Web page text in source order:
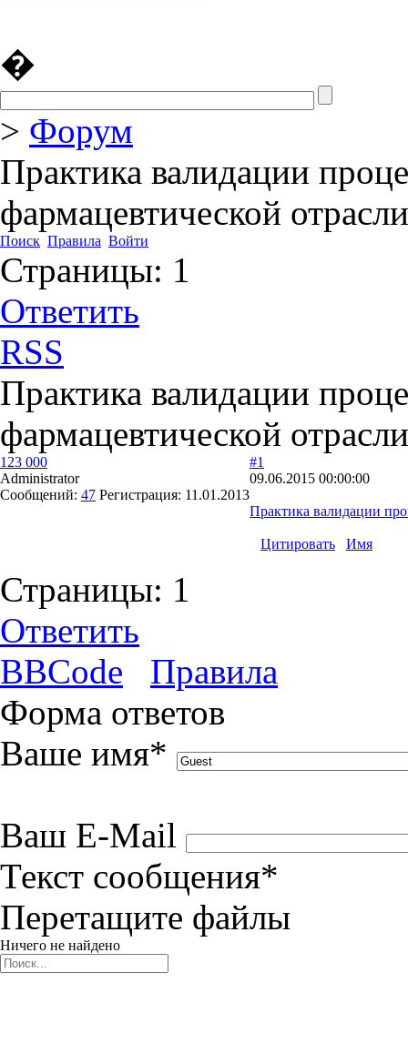
�
> Форум
Практика валидации
фармацевтической отрасли
Поиск Правила Войти
Страницы: 1
Ответить
RSS
Практика валидации
фармацевтической отрасли
123 000
Administrator
Сообщений: 47 Регистрация: 11.01.2013
#1
09.06.2015 00:00:00
Практика валидации
Цитировать Имя
Страницы: 1
Ответить
BBCode
Правила
Форма ответов
Ваше имя*
Ваш E-Mail
Текст сообщения*
Перетащите файлы
Ничего не найдено